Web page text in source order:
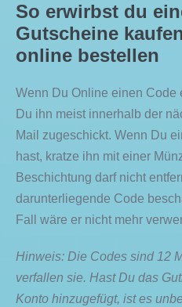
So erwirbst du
Gutscheine
online bestellen
Wenn Du Online einen Code
Du ihn meist innerhalb der
Mail zugeschickt. Wenn Du
hast, kratze ihn mit einer
Beschichtung darf nicht
darunterliegende Code
Fall wäre er nicht mehr
Hinweis: Die Codes sind 12
verfallen sie. Hast Du das
Konto hinzugefügt, ist es